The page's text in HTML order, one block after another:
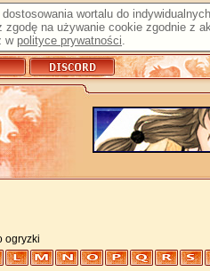
wortalu do
na używanie cookie zgodnie z
w polityce prywatności.
ogryzki